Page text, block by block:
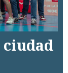
ciudad